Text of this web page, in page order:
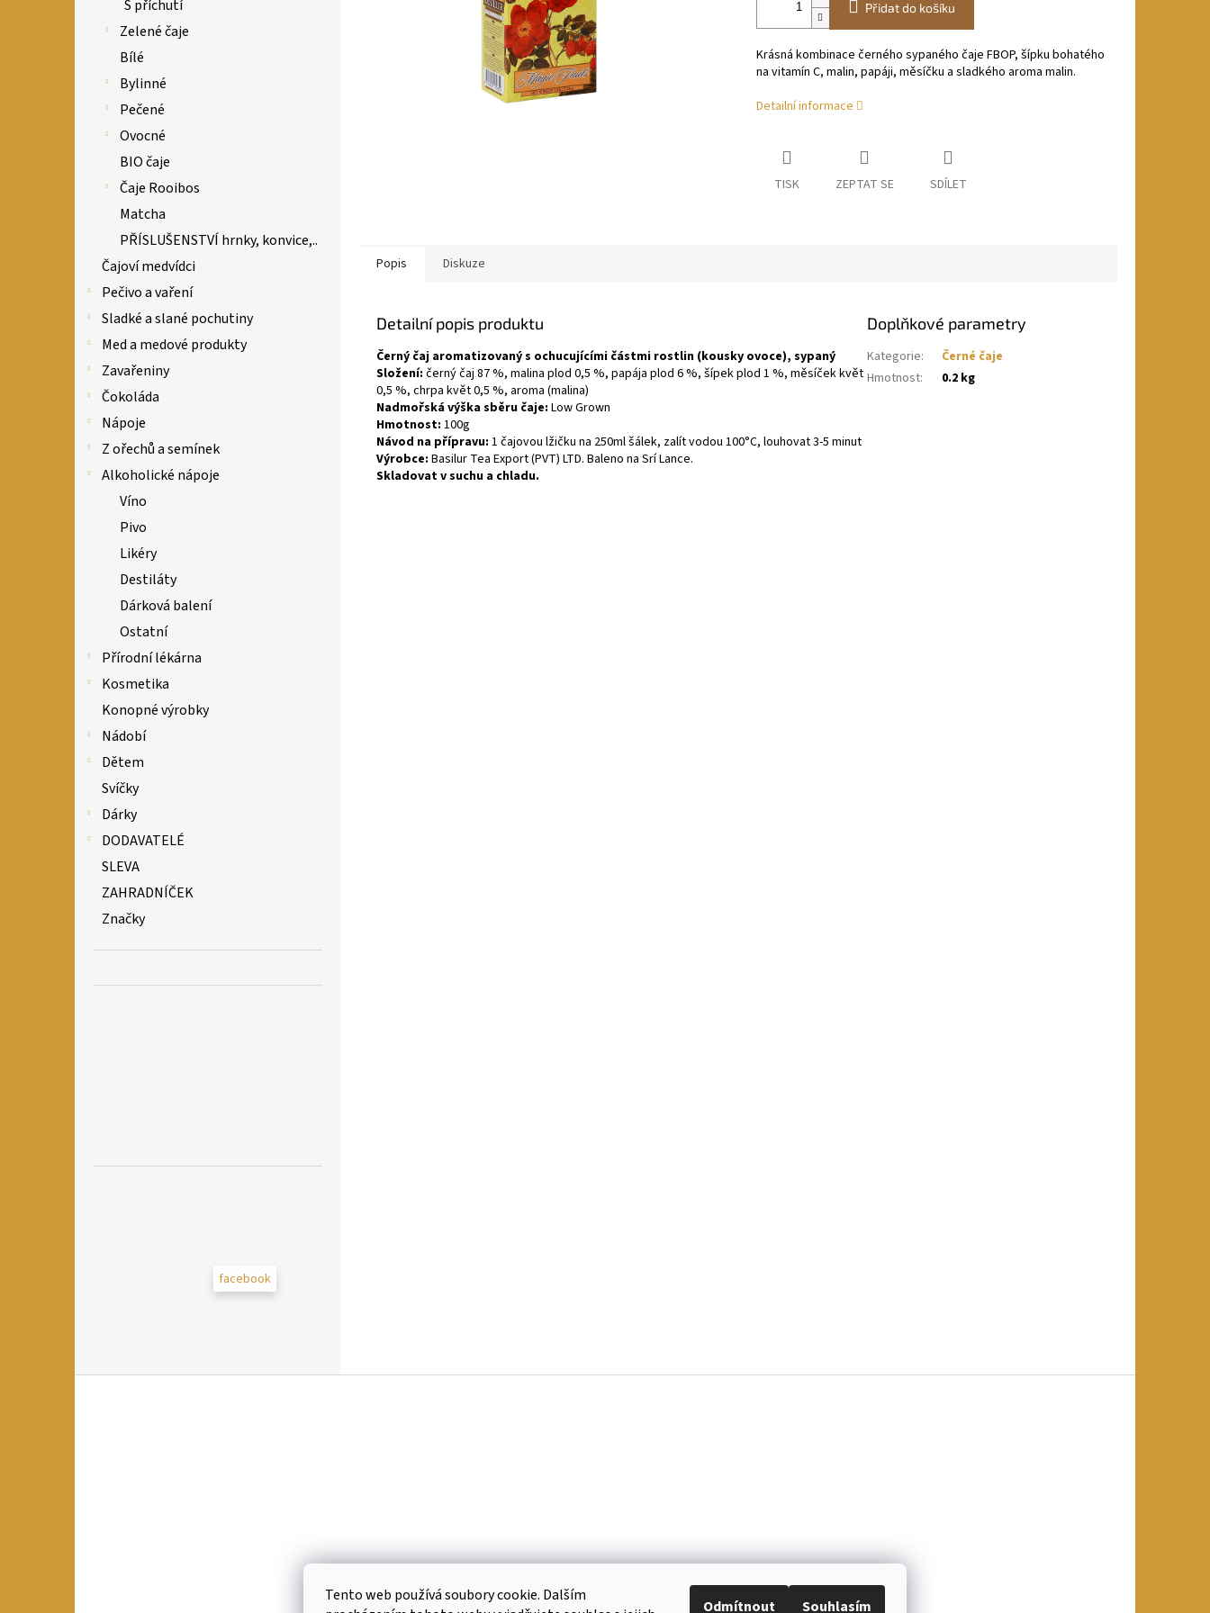
Tento web používá soubory cookie. Dalším
Odmítnout Souhlasím
S příchutí
Zelené čaje
Bílé
Bylinné
Pečené
Ovocné
BIO čaje
Čaje Rooibos
Matcha
PŘÍSLUŠENSTVÍ hrnky, konvice,..
Čajoví medvídci
Pečivo a vaření
Sladké a slané pochutiny
Med a medové produkty
Zavařeniny
Čokoláda
Nápoje
Z ořechů a semínek
Alkoholické nápoje
Víno
Pivo
Likéry
Destiláty
Dárková balení
Ostatní
Přírodní lékárna
Kosmetika
Konopné výrobky
Nádobí
Dětem
Svíčky
Dárky
DODAVATELÉ
SLEVA
ZAHRADNÍČEK
Značky
facebook
Přidat do košíku
Krásná kombinace černého sypaného čaje FBOP, šípku bohatého
na vitamín C, malin, papáji, měsíčku a sladkého aroma malin.
Detailní informace
TISK ZEPTAT SE SDÍLET
Popis Diskuze
Detailní popis produktu
Černý čaj aromatizovaný s ochucujícími částmi rostlin (kousky ovoce), sypaný
Složení: černý čaj 87 %, malina plod 0,5 %, papája plod 6 %, šípek plod 1 %, měsíček květ
0,5 %, chrpa květ 0,5 %, aroma (malina)
Nadmořská výška sběru čaje: Low Grown
Hmotnost: 100g
Návod na přípravu: 1 čajovou lžičku na 250ml šálek, zalít vodou 100°C, louhovat 3-5 minut
Výrobce: Basilur Tea Export (PVT) LTD. Baleno na Srí Lance.
Skladovat v suchu a chladu.
Doplňkové parametry
Kategorie:
Černé čaje
Hmotnost: 0.2 kg